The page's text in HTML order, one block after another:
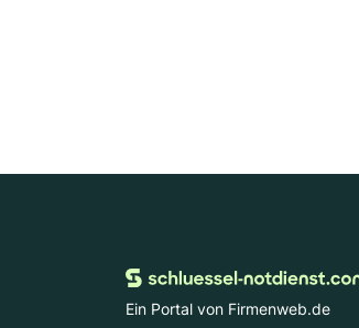
Ein Portal von Firmenweb.de